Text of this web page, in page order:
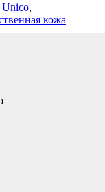
Unico,
кожа